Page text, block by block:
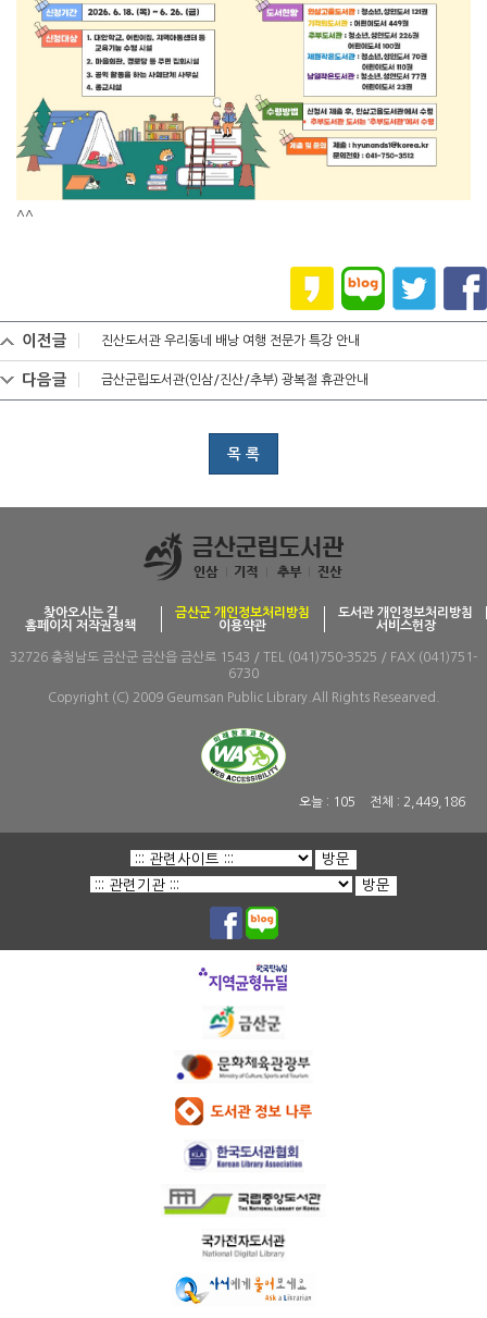
^^
이전글 진산도서관 우리동네 배낭 여행 전문가 특강 안내
다음글 금산군립도서관(인삼/진산/추부) 광복절 휴관안내
목 록
찾아오시는 길 금산군 개인정보처리방침
도서관 개인정보처리방침
홈페이지 저작권정책
이용약관 서비스헌장
32726 충청남도 금산군 금산읍 금산로 1543 / TEL (041)750-3525 / FAX (041)751-
6730
Copyright (C) 2009 Geumsan Public Library.All Rights Researved.
오늘 : 105 전체 : 2,449,186